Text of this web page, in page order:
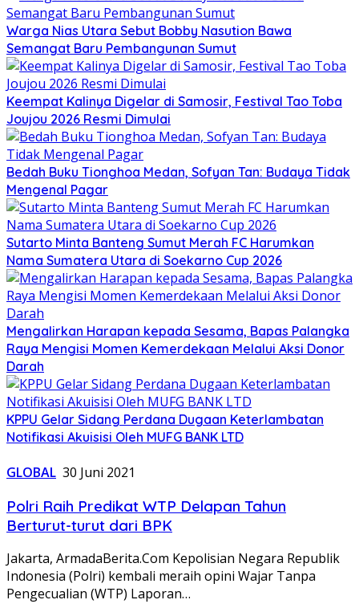
Warga Nias Utara Sebut Bobby Nasution Bawa
Semangat Baru Pembangunan Sumut
Keempat Kalinya Digelar di Samosir, Festival Tao Toba
Joujou 2026 Resmi Dimulai
Bedah Buku Tionghoa Medan, Sofyan Tan: Budaya Tidak
Mengenal Pagar
Sutarto Minta Banteng Sumut Merah FC Harumkan
Nama Sumatera Utara di Soekarno Cup 2026
Mengalirkan Harapan kepada Sesama, Bapas Palangka
Raya Mengisi Momen Kemerdekaan Melalui Aksi Donor
Darah
KPPU Gelar Sidang Perdana Dugaan Keterlambatan
Notifikasi Akuisisi Oleh MUFG BANK LTD
GLOBAL 30 Juni 2021
Polri Raih Predikat WTP Delapan Tahun
Berturut-turut dari BPK
Jakarta, ArmadaBerita.Com Kepolisian Negara Republik
Indonesia (Polri) kembali meraih opini Wajar Tanpa
Pengecualian (WTP) Laporan…